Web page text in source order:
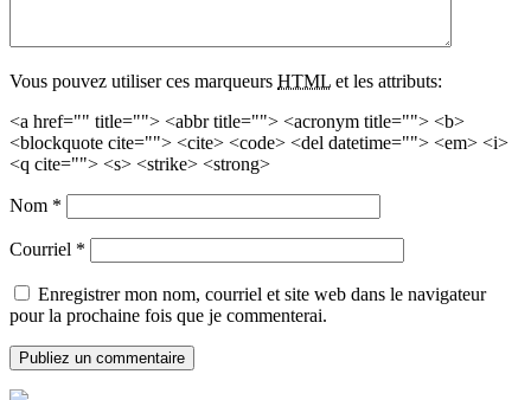
Vous pouvez utiliser ces marqueurs HTML et les attributs:
<a href="" title=""> <abbr title=""> <acronym title=""> <b>
<blockquote cite=""> <cite> <code> <del datetime=""> <em> <i>
<q cite=""> <s> <strike> <strong>
Nom *
Courriel *
Enregistrer mon nom, courriel et site web dans le navigateur
pour la prochaine fois que je commenterai.